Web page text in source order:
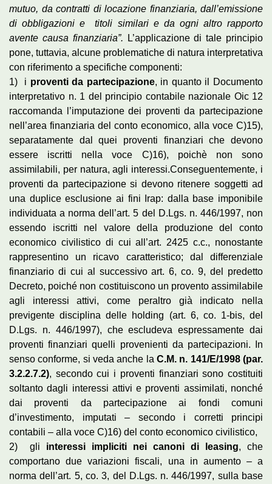
mutuo, da contratti di locazione finanziaria, dall’emissione
di obbligazioni e titoli similari e da ogni altro rapporto
avente causa finanziaria”. L’applicazione di tale principio
pone, tuttavia, alcune problematiche di natura interpretativa
con riferimento a specifiche componenti:
1) i proventi da partecipazione, in quanto il Documento
interpretativo n. 1 del principio contabile nazionale Oic 12
raccomanda l’imputazione dei proventi da partecipazione
nell’area finanziaria del conto economico, alla voce C)15),
separatamente dal quei proventi finanziari che devono
essere iscritti nella voce C)16), poichè non sono
assimilabili, per natura, agli interessi.Conseguentemente, i
proventi da partecipazione si devono ritenere soggetti ad
una duplice esclusione ai fini Irap: dalla base imponibile
individuata a norma dell’art. 5 del D.Lgs. n. 446/1997, non
essendo iscritti nel valore della produzione del conto
economico civilistico di cui all’art. 2425 c.c., nonostante
rappresentino un ricavo caratteristico; dal differenziale
finanziario di cui al successivo art. 6, co. 9, del predetto
Decreto, poiché non costituiscono un provento assimilabile
agli interessi attivi, come peraltro già indicato nella
previgente disciplina delle holding (art. 6, co. 1-bis, del
D.Lgs. n. 446/1997), che escludeva espressamente dai
proventi finanziari quelli provenienti da partecipazioni. In
senso conforme, si veda anche la C.M. n. 141/E/1998 (par.
3.2.2.7.2), secondo cui i proventi finanziari sono costituiti
soltanto dagli interessi attivi e proventi assimilati, nonché
dai proventi da partecipazione ai fondi comuni
d’investimento, imputati – secondo i corretti principi
contabili – alla voce C)16) del conto economico civilistico,
2) gli interessi impliciti nei canoni di leasing, che
comportano due variazioni fiscali, una in aumento – a
norma dell’art. 5, co. 3, del D.Lgs. n. 446/1997, sulla base